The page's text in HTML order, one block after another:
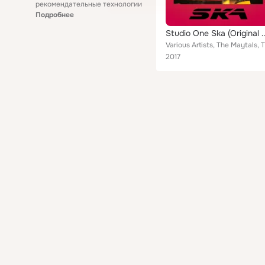
рекомендательные технологии
Подробнее
Studio One
2017